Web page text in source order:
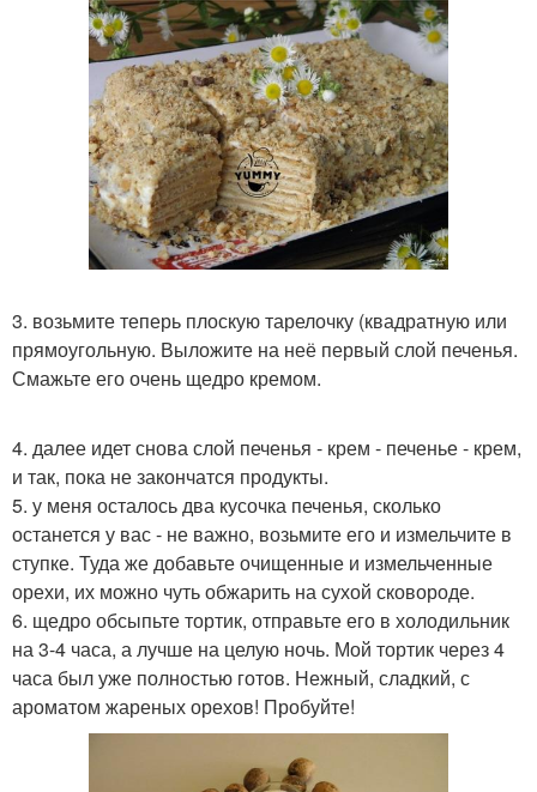
3. возьмите теперь плоскую тарелочку (квадратную или
прямоугольную. Выложите на неё первый слой печенья.
Смажьте его очень щедро кремом.
4. далее идет снова слой печенья - крем - печенье - крем,
и так, пока не закончатся продукты.
5. у меня осталось два кусочка печенья, сколько
останется у вас - не важно, возьмите его и измельчите в
ступке. Туда же добавьте очищенные и измельченные
орехи, их можно чуть обжарить на сухой сковороде.
6. щедро обсыпьте тортик, отправьте его в холодильник
на 3-4 часа, а лучше на целую ночь. Мой тортик через 4
часа был уже полностью готов. Нежный, сладкий, с
ароматом жареных орехов! Пробуйте!